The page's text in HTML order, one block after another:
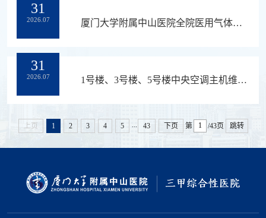
31
2026.07 厦门大学附属中山医院全院医用气体系统维保服务项目采购公告
31
2026.07 1号楼、3号楼、5号楼中央空调主机维保项目采购公告
上页 1 2 3 4 5 ... 43 下页 第 /43页 跳转